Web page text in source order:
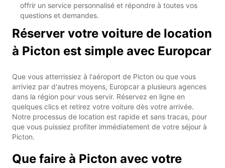
offrir un service personnalisé et répondre à toutes vos
questions et demandes.
Réserver votre voiture de location
à Picton est simple avec Europcar
Que vous atterrissiez à l'aéroport de Picton ou que vous
arriviez par d'autres moyens, Europcar a plusieurs agences
dans la région pour vous servir. Réservez en ligne en
quelques clics et retirez votre voiture dès votre arrivée.
Notre processus de location est rapide et sans tracas, pour
que vous puissiez profiter immédiatement de votre séjour à
Picton.
Que faire à Picton avec votre